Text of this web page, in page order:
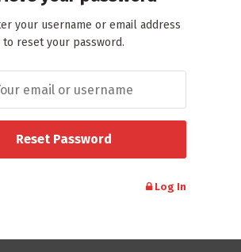
your username or email address
to reset your password.
Log In